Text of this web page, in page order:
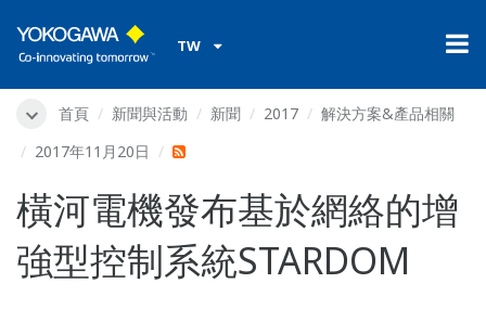
TW
首頁 新聞與活動 新聞 2017
解決方案&產品相關
2017年11月20日
橫河電機發布基於網絡的增
強型控制系統STARDOM